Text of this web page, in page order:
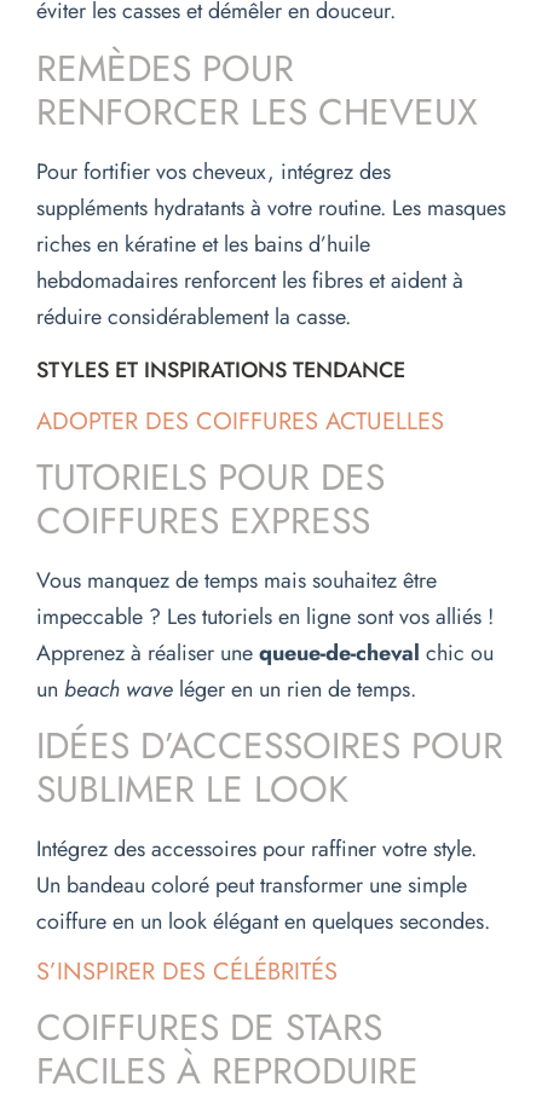
éviter les casses et démêler en douceur.
REMÈDES POUR
RENFORCER LES CHEVEUX
Pour fortifier vos cheveux, intégrez des
suppléments hydratants à votre routine. Les masques
riches en kératine et les bains d’huile
hebdomadaires renforcent les fibres et aident à
réduire considérablement la casse.
STYLES ET INSPIRATIONS TENDANCE
ADOPTER DES COIFFURES ACTUELLES
TUTORIELS POUR DES
COIFFURES EXPRESS
Vous manquez de temps mais souhaitez être
impeccable ? Les tutoriels en ligne sont vos alliés !
Apprenez à réaliser unequeue-de-cheval chic ou
un beach wave léger en un rien de temps.
IDÉES D’ACCESSOIRES POUR
SUBLIMER LE LOOK
Intégrez des accessoires pour raffiner votre style.
Un bandeau coloré peut transformer une simple
coiffure en un look élégant en quelques secondes.
S’INSPIRER DES CÉLÉBRITÉS
COIFFURES DE STARS
FACILES À REPRODUIRE